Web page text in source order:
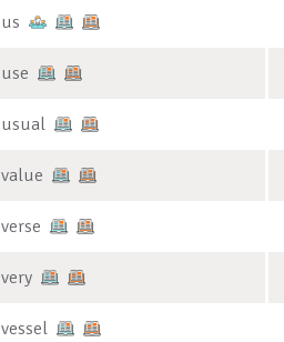
us
use
usual
value
verse
very
vessel